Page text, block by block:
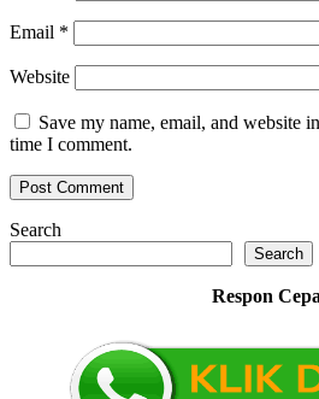
Email *
Website
Save my name, email, and website
time I comment.
Search
Search
Respon